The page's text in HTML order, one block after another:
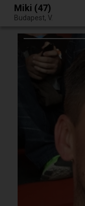
Egy jó randiból bármi lehet.
Miki (47)
Budapest, V.